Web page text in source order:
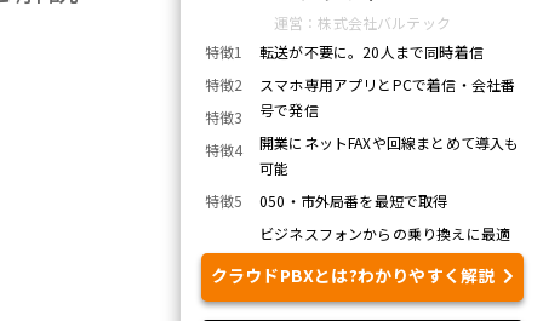
運営：株式会社バルテック
特徴1
転送が不要に。20人まで同時着信
特徴2
スマホ専用アプリとPCで着信・会社番
号で発信
特徴3
開業にネットFAXや回線まとめて導入も
可能
特徴4
050・市外局番を最短で取得
特徴5
ビジネスフォンからの乗り換えに最適
クラウドPBXとは?わかりやすく解説